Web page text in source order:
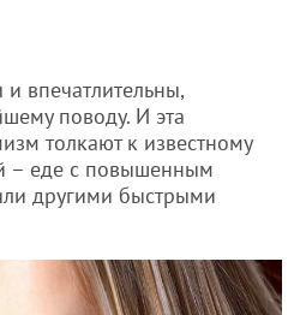
впечатлительны,
поводу. И эта
толкают к известному
– еде с повышенным
другими быстрыми